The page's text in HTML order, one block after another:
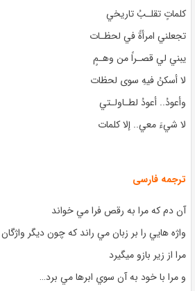
كلماتٍ تقلـبُ تاريخي
تجعلني امرأةً في لحظـات
يبني لي قصـراً من وهـمٍ
لا أسكنُ فيهِ سوى لحظات
وأعودُ.. أعودُ لطـاولـتي
لا شيءَ معي.. إلا كلمات
ترجمه فارسی
آن دم كه مرا به رقص فرا مي خواند
واژه هايي را بر زبان مي راند كه چون دیگر
مرا از زیر بازو میگیرد
و مرا با خود به آن سوي ابرها مي برد…